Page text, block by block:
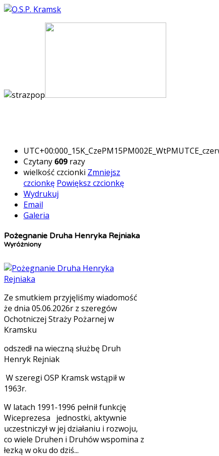
Czytany 609 razy
wielkość czcionki Zmniejsz
czcionkę Powiększ czcionkę
Wydrukuj
Email
Galeria
Pożegnanie Druha Henryka Rejniaka
Wyróżniony
Ze smutkiem przyjęliśmy wiadomość
że dnia 05.06.2026r z szeregów
Ochotniczej Straży Pożarnej w
Kramsku
odszedł na wieczną służbę Druh
Henryk Rejniak
W szeregi OSP Kramsk wstąpił w
1963r.
W latach 1991-1996 pełnił funkcję
Wiceprezesa jednostki, aktywnie
uczestniczył w jej działaniu i rozwoju,
co wiele Druhen i Druhów wspomina z
łezką w oku do dziś...